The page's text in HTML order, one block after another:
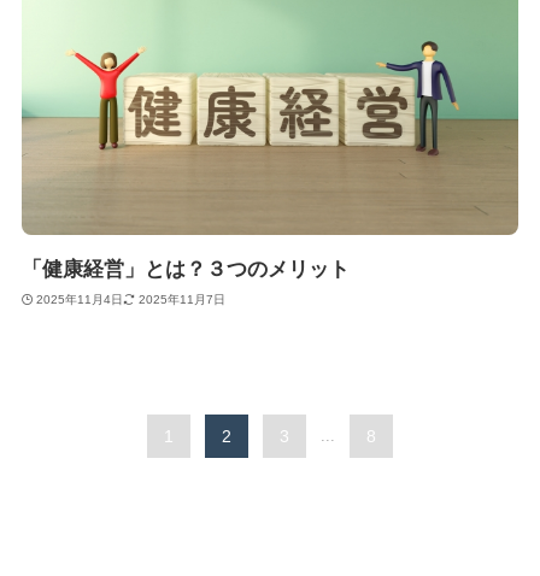
「健康経営」とは？３つのメリット
2025年11月4日 2025年11月7日
1 2 3 ... 8